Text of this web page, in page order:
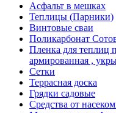
Асфальт в мешках
Теплицы (Парники)
Винтовые сваи
Поликарбонат
Пленка для теплиц
армированная ,
Сетки
Террасная доска
Грядки садовые
Средства от